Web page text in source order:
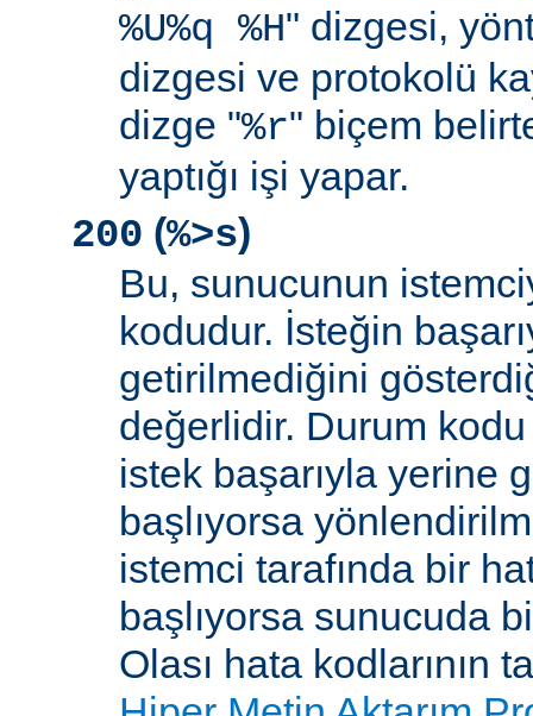
%U%q %H" dizgesi,
dizgesi ve protokolü
dizge "%r" biçem
yaptığı işi yapar.
200 (%>s)
Bu, sunucunun
kodudur. İsteğin
getirilmediğini
değerlidir. Durum
istek başarıyla yerine
başlıyorsa
istemci tarafında bir
başlıyorsa sunucuda
Olası hata kodlarının